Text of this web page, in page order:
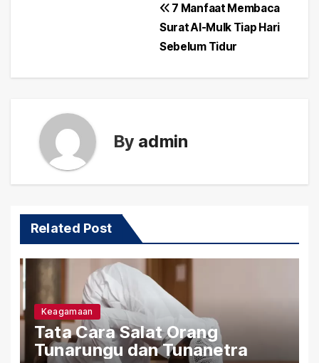
7 Manfaat Membaca
Surat Al-Mulk Tiap Hari
Sebelum Tidur
By admin
Related Post
Keagamaan
Tata Cara Salat Orang
Tunarungu dan Tunanetra